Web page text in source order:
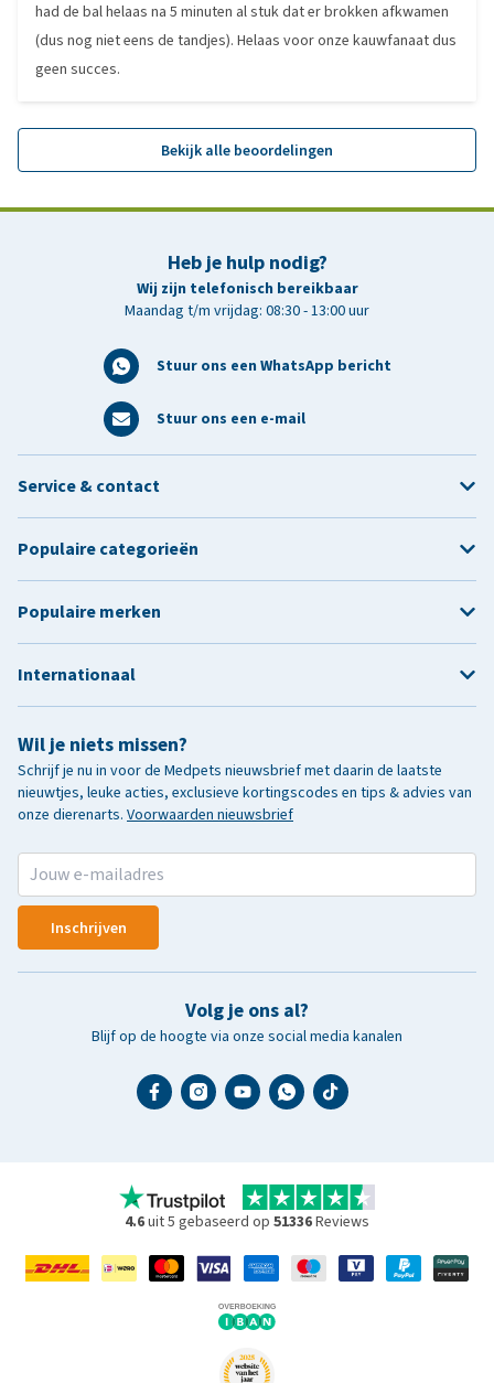
had de bal helaas na 5 minuten al stuk dat er brokken afkwamen
(dus nog niet eens de tandjes). Helaas voor onze kauwfanaat dus
geen succes.
Bekijk alle beoordelingen
Heb je hulp nodig?
Wij zijn telefonisch bereikbaar
Maandag t/m vrijdag: 08:30 - 13:00 uur
Stuur ons een WhatsApp bericht
Stuur ons een e-mail
Wil je niets missen?
Schrijf je nu in voor de Medpets nieuwsbrief met daarin de laatste
nieuwtjes, leuke acties, exclusieve kortingscodes en tips & advies van
onze dierenarts. Voorwaarden nieuwsbrief
Inschrijven
Volg je ons al?
Blijf op de hoogte via onze social media kanalen
Service & contact
Populaire categorieën
Populaire merken
Internationaal
4.6uit 5 gebaseerd op 51336Reviews